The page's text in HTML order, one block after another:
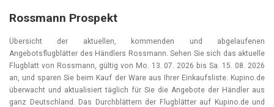
Rossmann Prospekt
Übersicht der aktuellen, kommenden und abgelaufenen
Angebotsflugblätter des Händlers Rossmann. Sehen Sie sich das aktuelle
Flugblatt von Rossmann, gültig von Mo. 13. 07. 2026 bisSa. 15. 08. 2026
an, und sparen Sie beim Kauf der Ware aus Ihrer Einkaufsliste. Kupino.de
überwacht und aktualisiert täglich für Sie die Angebote der Händler aus
ganz Deutschland. Das Durchblättern der Flugblätter auf Kupino.de und